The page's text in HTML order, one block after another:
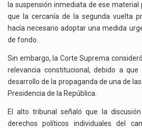
la suspensión inmediata de ese
que la cercanía de la segunda vuelta
hacía necesario adoptar una medida
de fondo.
Sin embargo, la Corte Suprema
relevancia constitucional, debido a
desarrollo de la propaganda de una de
Presidencia de la República.
El alto tribunal señaló que la
derechos políticos individuales del